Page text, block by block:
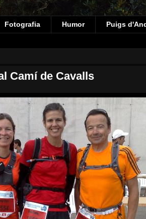
Fotografia Humor Puigs
Camí de Cavalls